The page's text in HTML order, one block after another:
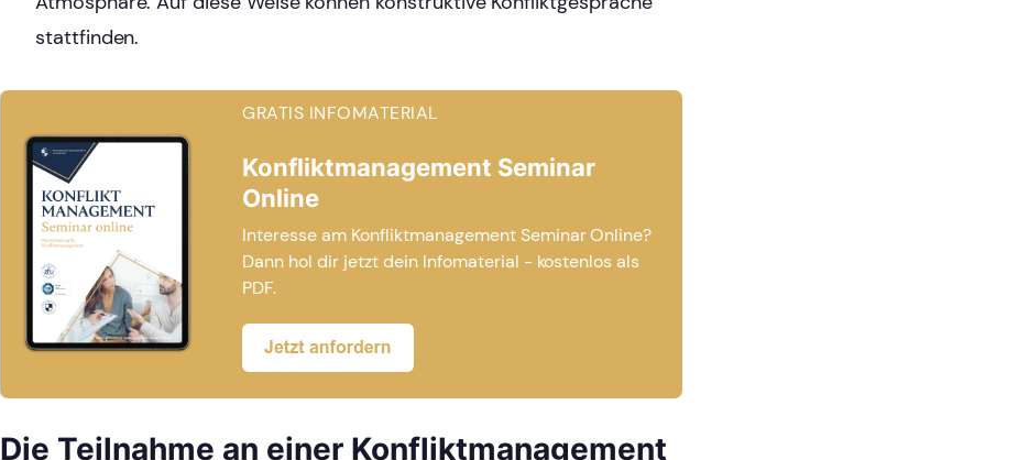
stattfinden.
GRATIS INFOMATERIAL
Konfliktmanagement Seminar
Online
Interesse am Konfliktmanagement Seminar Online?
Dann hol dir jetzt dein Infomaterial - kostenlos als
PDF.
Die Teilnahme an einer Konfliktmanagement